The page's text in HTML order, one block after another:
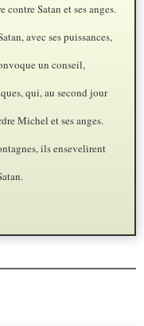
Satan et ses anges.
avec ses puissances,
un conseil,
qui, au second jour
Michel et ses anges.
ils ensevelirent